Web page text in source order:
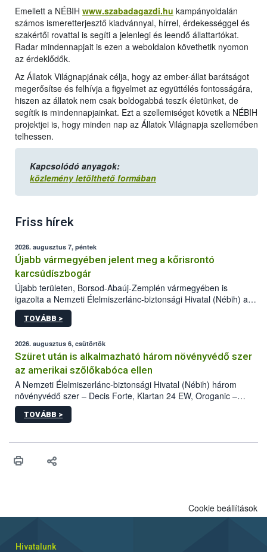
Emellett a NÉBIH www.szabadagazdi.hu kampányoldalán
számos ismeretterjesztő kiadvánnyal, hírrel, érdekességgel és
szakértői rovattal is segíti a jelenlegi és leendő állattartókat.
Radar mindennapjait is ezen a weboldalon követhetik nyomon
az érdeklődők.
Az Állatok Világnapjának célja, hogy az ember-állat barátságot
megerősítse és felhívja a figyelmet az együttélés fontosságára,
hiszen az állatok nem csak boldogabbá teszik életünket, de
segítik is mindennapjainkat. Ezt a szellemiséget követik a NÉBIH
projektjei is, hogy minden nap az Állatok Világnapja szellemében
telhessen.
Kapcsolódó anyagok:
közlemény letölthető formában
Friss hírek
2026. augusztus 7, péntek
Újabb vármegyében jelent meg a kőrisrontó
karcsúdíszbogár
Újabb területen, Borsod-Abaúj-Zemplén vármegyében is
igazolta a Nemzeti Élelmiszerlánc-biztonsági Hivatal (Nébih) a
kőrisrontó karcsúdíszbogár (Agrilus planipennis) jelenlétét. A
kártevőt nem csak színcsapdában találták meg, de már fertőzött
az intenzív felderítést, emellett az intézkedéseket a szlovák
hatósággal is összehangolják a terjedés megállítása érdekében.
TOVÁBB >
2026. augusztus 6, csütörtök
Szüret után is alkalmazható három növényvédő szer
az amerikai szőlőkabóca ellen
A Nemzeti Élelmiszerlánc-biztonsági Hivatal (Nébih) három
növényvédő szer – Decis Forte, Klartan 24 EW, Oroganic –
engedélyokiratát módosította, így azok a szüretet követően,
egészen a vesszőérettség (BBCH 91) stádiumáig
érésű szőlőkben is legyen lehetőség a károsító elleni további
felhasználók számára is elérhető és ökológiai termesztésben is
TOVÁBB >
Cookie beállítások
Hivatalunk